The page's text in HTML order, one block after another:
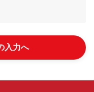
入力へ